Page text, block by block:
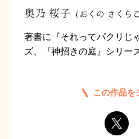
奥乃 桜子 （おくの さくらこ
著書に『それってパクリじ
ズ、『神招きの庭』シリー
この作品を